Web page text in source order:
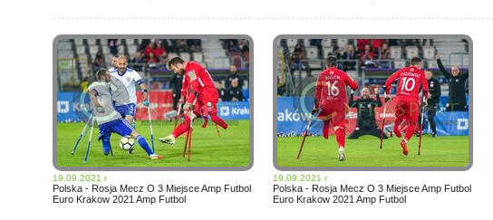
19.09.2021 r
Polska - Rosja Mecz O 3 Miejsce Amp Futbol
Euro Krakow 2021 Amp Futbol
19.09.2021 r
Polska - Rosja Mecz O 3 Miejsce Amp Futbol
Euro Krakow 2021 Amp Futbol